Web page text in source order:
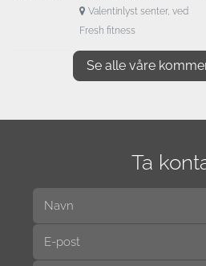
Valentinlyst senter, ved
Fresh fitness
Se alle våre
Ta